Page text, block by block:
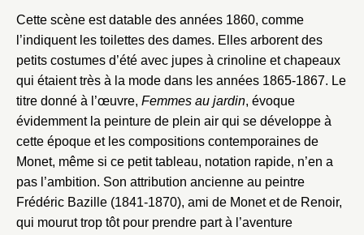
Cette scène est datable des années 1860, comme
l’indiquent les toilettes des dames. Elles arborent des
petits costumes d’été avec jupes à crinoline et chapeaux
qui étaient très à la mode dans les années 1865-1867. Le
titre donné à l’œuvre, Femmes au jardin, évoque
évidemment la peinture de plein air qui se développe à
cette époque et les compositions contemporaines de
Monet, même si ce petit tableau, notation rapide, n’en a
pas l’ambition. Son attribution ancienne au peintre
Frédéric Bazille (1841-1870), ami de Monet et de Renoir,
qui mourut trop tôt pour prendre part à l’aventure